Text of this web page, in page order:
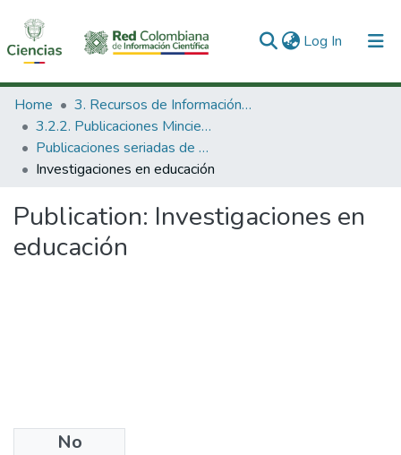
Log In (current)
Communities & Collections
All of DSpace
Statistics
Home
3. Recursos de Información Científica y Tecnológica
3.2.2. Publicaciones Minciencias
Publicaciones seriadas de Minciencias
Investigaciones en educación
Publication: Investigaciones en
educación
No